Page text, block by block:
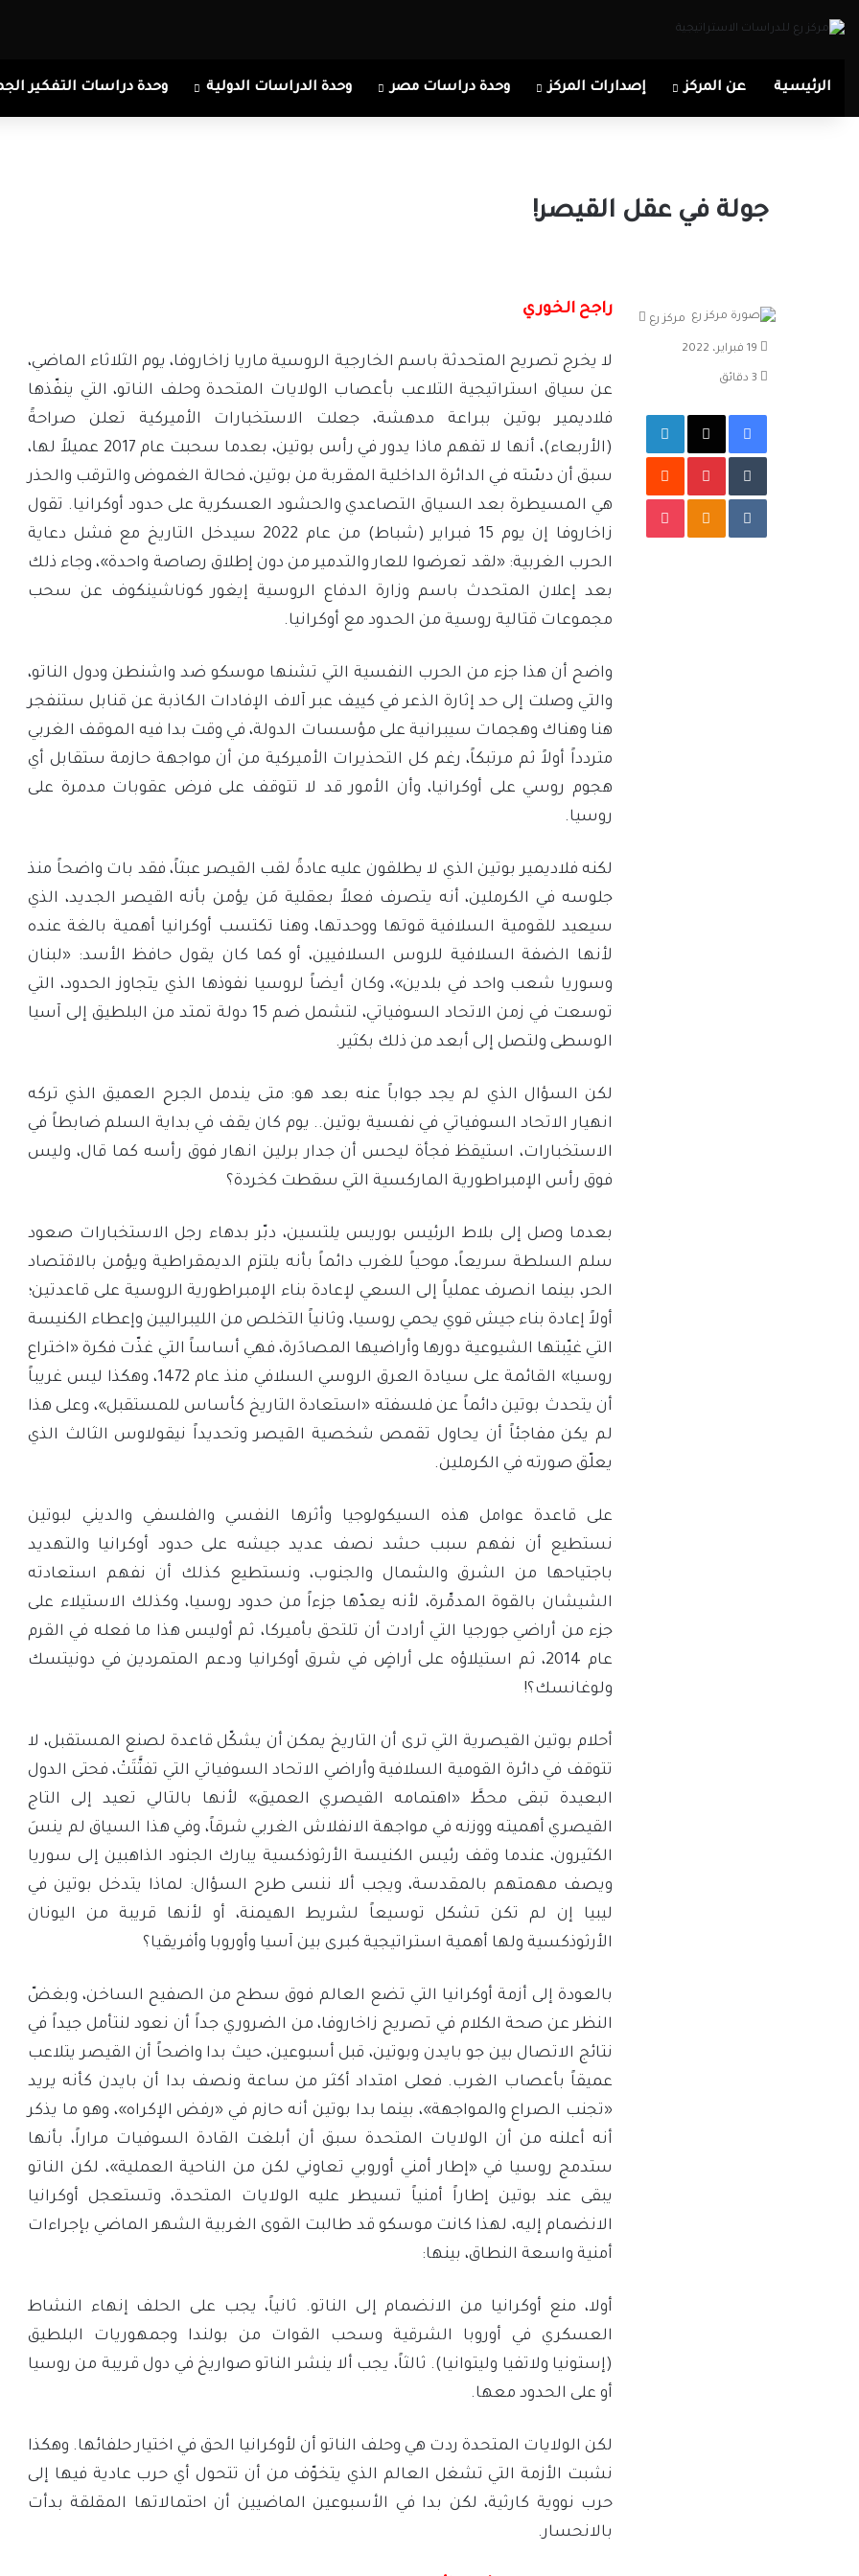
الرئيسية عن المركز إصدارات المركز وحدة دراسات مصر وحدة الدراسات الدولية وحدة دراسات التفكير
جولة في عقل القيصر!
راجح الخوري
لا يخرج تصريح المتحدثة باسم الخارجية الروسية ماريا زاخاروفا، يوم الثلاثاء الماضي،
عن سياق استراتيجية التلاعب بأعصاب الولايات المتحدة وحلف الناتو، التي ينفّذها
فلاديمير بوتين ببراعة مدهشة، جعلت الاستخبارات الأميركية تعلن صراحةً
(الأربعاء)، أنها لا تفهم ماذا يدور في رأس بوتين، بعدما سحبت عام 2017 عميلاً لها،
سبق أن دسّته في الدائرة الداخلية المقربة من بوتين، فحالة الغموض والترقب والحذر
هي المسيطرة بعد السياق التصاعدي والحشود العسكرية على حدود أوكرانيا. تقول
زاخاروفا إن يوم 15 فبراير (شباط) من عام 2022 سيدخل التاريخ مع فشل دعاية
الحرب الغربية: «لقد تعرضوا للعار والتدمير من دون إطلاق رصاصة واحدة»، وجاء ذلك
بعد إعلان المتحدث باسم وزارة الدفاع الروسية إيغور كوناشينكوف عن سحب
مجموعات قتالية روسية من الحدود مع أوكرانيا.
واضح أن هذا جزء من الحرب النفسية التي تشنها موسكو ضد واشنطن ودول الناتو،
والتي وصلت إلى حد إثارة الذعر في كييف عبر آلاف الإفادات الكاذبة عن قنابل ستنفجر
هنا وهناك وهجمات سيبرانية على مؤسسات الدولة، في وقت بدا فيه الموقف الغربي
متردداً أولاً ثم مرتبكاً، رغم كل التحذيرات الأميركية من أن مواجهة حازمة ستقابل أي
هجوم روسي على أوكرانيا، وأن الأمور قد لا تتوقف على فرض عقوبات مدمرة على
روسيا.
لكنه فلاديمير بوتين الذي لا يطلقون عليه عادةً لقب القيصر عبثاً، فقد بات واضحاً منذ
جلوسه في الكرملين، أنه يتصرف فعلاً بعقلية مَن يؤمن بأنه القيصر الجديد، الذي
سيعيد للقومية السلافية قوتها ووحدتها، وهنا تكتسب أوكرانيا أهمية بالغة عنده
لأنها الضفة السلافية للروس السلافيين، أو كما كان يقول حافظ الأسد: «لبنان
وسوريا شعب واحد في بلدين»، وكان أيضاً لروسيا نفوذها الذي يتجاوز الحدود، التي
توسعت في زمن الاتحاد السوفياتي، لتشمل ضم 15 دولة تمتد من البلطيق إلى آسيا
الوسطى ولتصل إلى أبعد من ذلك بكثير.
لكن السؤال الذي لم يجد جواباً عنه بعد هو: متى يندمل الجرح العميق الذي تركه
انهيار الاتحاد السوفياتي في نفسية بوتين.. يوم كان يقف في بداية السلم ضابطاً في
الاستخبارات، استيقظ فجأة ليحس أن جدار برلين انهار فوق رأسه كما قال، وليس
فوق رأس الإمبراطورية الماركسية التي سقطت كخردة؟
بعدما وصل إلى بلاط الرئيس بوريس يلتسين، دبّر بدهاء رجل الاستخبارات صعود
سلم السلطة سريعاً، موحياً للغرب دائماً بأنه يلتزم الديمقراطية ويؤمن بالاقتصاد
الحر، بينما انصرف عملياً إلى السعي لإعادة بناء الإمبراطورية الروسية على قاعدتين؛
أولاً إعادة بناء جيش قوي يحمي روسيا، وثانياً التخلص من الليبراليين وإعطاء الكنيسة
التي غيّبتها الشيوعية دورها وأراضيها المصادَرة، فهي أساساً التي غذّت فكرة «اختراع
روسيا» القائمة على سيادة العرق الروسي السلافي منذ عام 1472، وهكذا ليس غريباً
أن يتحدث بوتين دائماً عن فلسفته «استعادة التاريخ كأساس للمستقبل»، وعلى هذا
لم يكن مفاجئاً أن يحاول تقمص شخصية القيصر وتحديداً نيقولاوس الثالث الذي
يعلّق صورته في الكرملين.
على قاعدة عوامل هذه السيكولوجيا وأثرها النفسي والفلسفي والديني لبوتين
نستطيع أن نفهم سبب حشد نصف عديد جيشه على حدود أوكرانيا والتهديد
باجتياحها من الشرق والشمال والجنوب، ونستطيع كذلك أن نفهم استعادته
الشيشان بالقوة المدمِّرة، لأنه يعدّها جزءاً من حدود روسيا، وكذلك الاستيلاء على
جزء من أراضي جورجيا التي أرادت أن تلتحق بأميركا، ثم أوليس هذا ما فعله في القرم
عام 2014، ثم استيلاؤه على أراضٍ في شرق أوكرانيا ودعم المتمردين في دونيتسك
ولوغانسك؟!
أحلام بوتين القيصرية التي ترى أن التاريخ يمكن أن يشكّل قاعدة لصنع المستقبل، لا
تتوقف في دائرة القومية السلافية وأراضي الاتحاد السوفياتي التي تفتَّتَتْ، فحتى الدول
البعيدة تبقى محطَّ «اهتمامه القيصري العميق» لأنها بالتالي تعيد إلى التاج
القيصري أهميته ووزنه في مواجهة الانفلاش الغربي شرقاً، وفي هذا السياق لم ينسَ
الكثيرون، عندما وقف رئيس الكنيسة الأرثوذكسية يبارك الجنود الذاهبين إلى سوريا
ويصف مهمتهم بالمقدسة، ويجب ألا ننسى طرح السؤال: لماذا يتدخل بوتين في
ليبيا إن لم تكن تشكل توسيعاً لشريط الهيمنة، أو لأنها قريبة من اليونان
الأرثوذكسية ولها أهمية استراتيجية كبرى بين آسيا وأوروبا وأفريقيا؟
بالعودة إلى أزمة أوكرانيا التي تضع العالم فوق سطح من الصفيح الساخن، وبغضّ
النظر عن صحة الكلام في تصريح زاخاروفا، من الضروري جداً أن نعود لنتأمل جيداً في
نتائج الاتصال بين جو بايدن وبوتين، قبل أسبوعين، حيث بدا واضحاً أن القيصر يتلاعب
عميقاً بأعصاب الغرب. فعلى امتداد أكثر من ساعة ونصف بدا أن بايدن كأنه يريد
«تجنب الصراع والمواجهة»، بينما بدا بوتين أنه حازم في «رفض الإكراه»، وهو ما يذكر
أنه أعلنه من أن الولايات المتحدة سبق أن أبلغت القادة السوفيات مراراً، بأنها
ستدمج روسيا في «إطار أمني أوروبي تعاوني لكن من الناحية العملية»، لكن الناتو
يبقى عند بوتين إطاراً أمنياً تسيطر عليه الولايات المتحدة، وتستعجل أوكرانيا
الانضمام إليه، لهذا كانت موسكو قد طالبت القوى الغربية الشهر الماضي بإجراءات
أمنية واسعة النطاق، بينها:
أولا، منع أوكرانيا من الانضمام إلى الناتو. ثانياً، يجب على الحلف إنهاء النشاط
العسكري في أوروبا الشرقية وسحب القوات من بولندا وجمهوريات البلطيق
(إستونيا ولاتفيا وليتوانيا). ثالثاً، يجب ألا ينشر الناتو صواريخ في دول قريبة من روسيا
أو على الحدود معها.
لكن الولايات المتحدة ردت هي وحلف الناتو أن لأوكرانيا الحق في اختيار حلفائها. وهكذا
نشبت الأزمة التي تشغل العالم الذي يتخوّف من أن تتحول أي حرب عادية فيها إلى
حرب نووية كارثية، لكن بدا في الأسبوعين الماضيين أن احتمالاتها المقلقة بدأت
بالانحسار.
مركز رع
إلكترونيا
19 فبراير، 2022
فيسبوك‫X لينكدإن
‏Tumblr بينتيريست
‏Reddit
‏VKontakte
Odnoklassniki
‫Pocket